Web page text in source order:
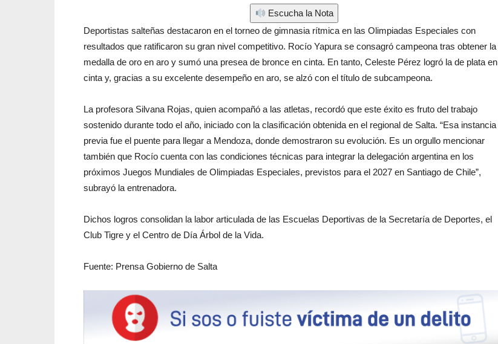
Escucha la Nota
Deportistas salteñas destacaron en el torneo de gimnasia rítmica en las Olimpiadas Especiales con
resultados que ratificaron su gran nivel competitivo. Rocío Yapura se consagró campeona tras obtener la
medalla de oro en aro y sumó una presea de bronce en cinta. En tanto, Celeste Pérez logró la de plata en
cinta y, gracias a su excelente desempeño en aro, se alzó con el título de subcampeona.
La profesora Silvana Rojas, quien acompañó a las atletas, recordó que este éxito es fruto del trabajo
sostenido durante todo el año, iniciado con la clasificación obtenida en el regional de Salta. “Esa instancia
previa fue el puente para llegar a Mendoza, donde demostraron su evolución. Es un orgullo mencionar
también que Rocío cuenta con las condiciones técnicas para integrar la delegación argentina en los
próximos Juegos Mundiales de Olimpiadas Especiales, previstos para el 2027 en Santiago de Chile”,
subrayó la entrenadora.
Dichos logros consolidan la labor articulada de las Escuelas Deportivas de la Secretaría de Deportes, el
Club Tigre y el Centro de Día Árbol de la Vida.
Fuente: Prensa Gobierno de Salta